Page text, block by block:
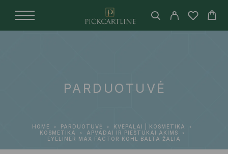
PARDUOTUVĖ
HOME PARDUOTUVĖ
KVEPALAI | KOSMETIKA
KOSMETIKA
APVADAI IR PIEŠTUKAI AKIMS
EYELINER MAX FACTOR KOHL BALTA ŽALIA